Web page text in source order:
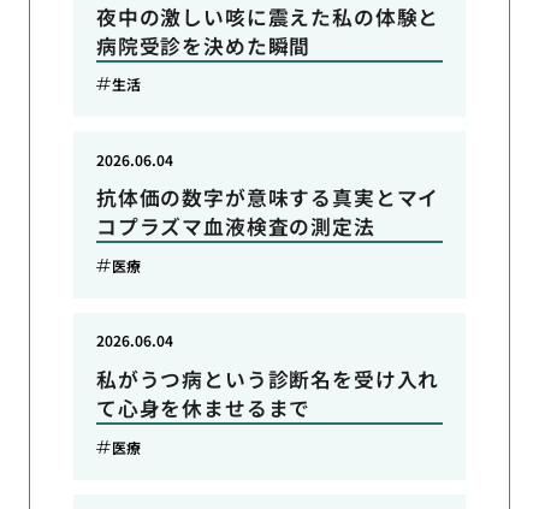
夜中の激しい咳に震えた私の体験と
病院受診を決めた瞬間
生活
抗体価の数字が意味する真実とマイ
コプラズマ血液検査の測定法
2026.06.04
医療
私がうつ病という診断名を受け入れ
て心身を休ませるまで
2026.06.04
医療